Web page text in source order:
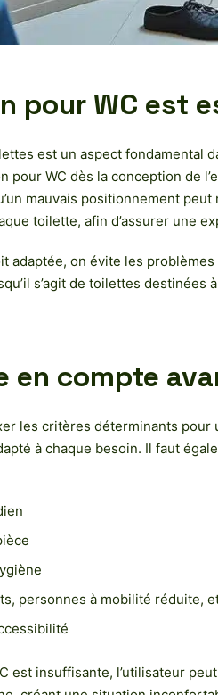
pour WC est
est un aspect fondamental
WC dès la conception de
mauvais positionnement
toilette, afin d’assurer une
adaptée, on évite les
s’agit de toilettes
en compte
les critères déterminants
à chaque besoin. Il faut
personnes à mobilité réduite,
est insuffisante, l’utilisateur